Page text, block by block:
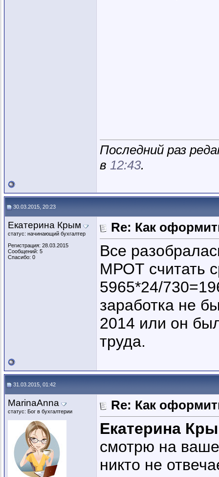
Последний раз
в 12:43.
30.03.2015, 20:23
Екатерина Крым
статус: начинающий бухгалтер
Регистрация: 28.03.2015
Сообщений: 5
Спасибо: 0
Re: Как
Все
МРОТ считать
5965*24/
заработка не
2014 или он
труда.
31.03.2015, 01:42
MarinaAnna
статус: Бог в бухгалтерии Re: Как
Екатерина
смотрю на
никто не